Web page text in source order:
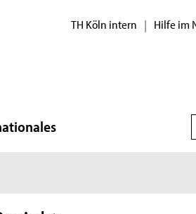
TH Köln intern | Hilfe im